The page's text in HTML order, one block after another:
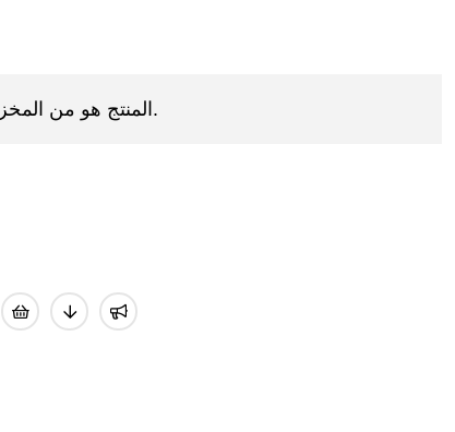
المنتج هو من المخزون.